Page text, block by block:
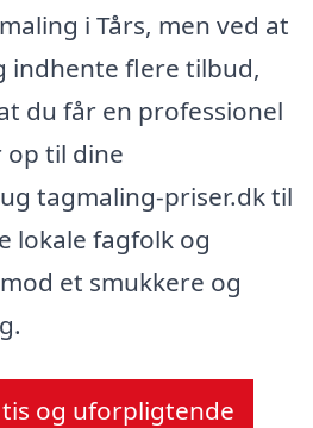
i Tårs, men ved at
indhente flere tilbud,
du får en professionel
op til dine
tagmaling-priser.dk til
lokale fagfolk og
et smukkere og
og uforpligtende